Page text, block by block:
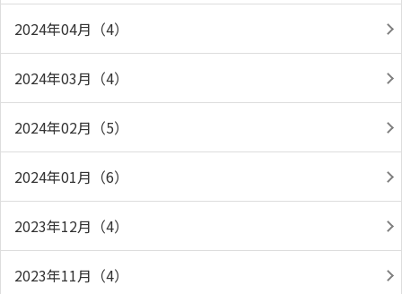
2024年04月（4）
2024年03月（4）
2024年02月（5）
2024年01月（6）
2023年12月（4）
2023年11月（4）